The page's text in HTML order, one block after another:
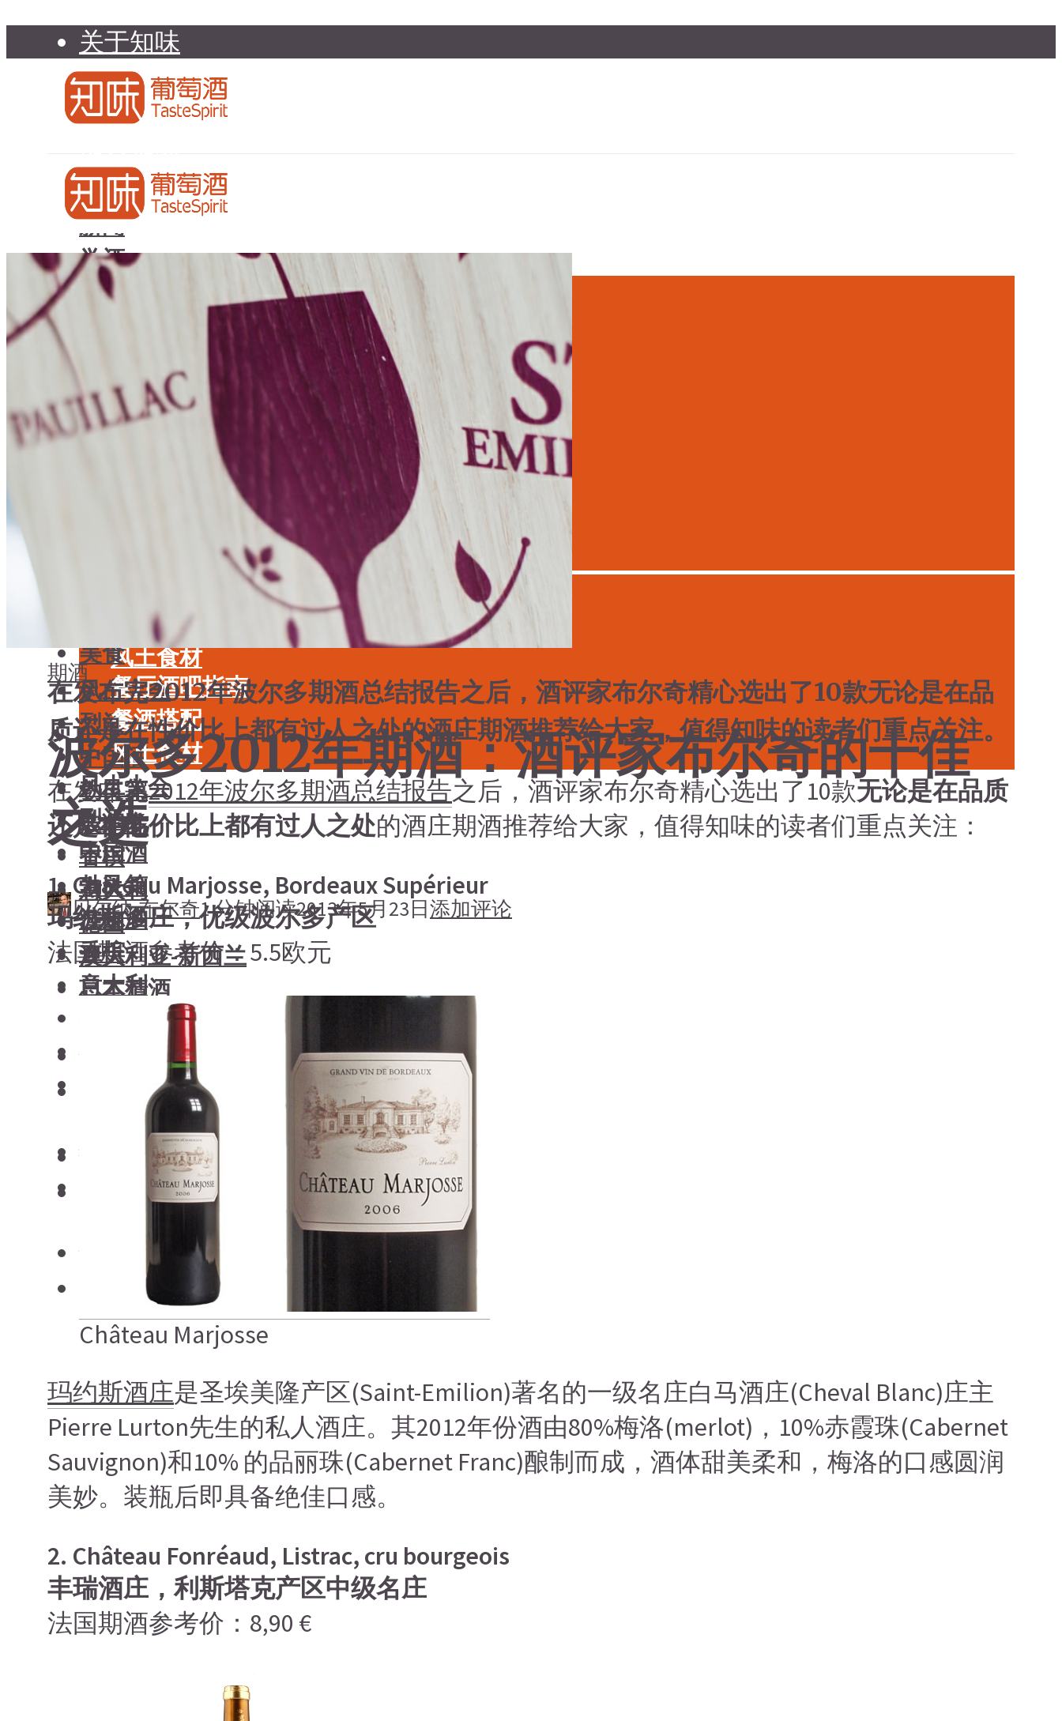
关于知味
知味介绍
知味专家顾问委员会
联系我们
知味荐酒
新闻
学酒
基础知识
酒具周边
投资收藏
餐厅酒吧指南
餐酒搭配
风土食材
风土大会
烈酒
中国酒
勃艮第
波尔多
香槟
意大利
德国
澳大利亚-新西兰
日本清酒
搜索文章 搜索
搜索文章
知味荐酒
基础知识
品种
品鉴专栏
美食
餐厅酒吧指南
餐酒搭配
风土食材
风土大会
烈酒
中国酒
勃艮第
波尔多
香槟
意大利
澳大利亚-新西兰
日本清酒
搜索文章 搜索
搜索文章 搜索
期酒
波尔多2012年期酒：酒评家布尔奇的十佳
之选
贝尔纳·布尔奇1 分钟阅读2013年5月23日添加评论
在发布完2012年波尔多期酒总结报告之后，酒评家布尔奇精心选出了10款无论是在品
质还是在性价比上都有过人之处的酒庄期酒推荐给大家，值得知味的读者们重点关注。
在发布完2012年波尔多期酒总结报告之后，酒评家布尔奇精心选出了10款无论是在品质
还是在性价比上都有过人之处的酒庄期酒推荐给大家，值得知味的读者们重点关注：
1. Château Marjosse, Bordeaux Supérieur
玛约斯酒庄，优级波尔多产区
法国期酒参考价：5.5欧元
Château Marjosse
玛约斯酒庄是圣埃美隆产区(Saint-Emilion)著名的一级名庄白马酒庄(Cheval Blanc)庄主
Pierre Lurton先生的私人酒庄。其2012年份酒由80%梅洛(merlot)，10%赤霞珠(Cabernet
Sauvignon)和10% 的品丽珠(Cabernet Franc)酿制而成，酒体甜美柔和，梅洛的口感圆润
美妙。装瓶后即具备绝佳口感。
2. Château Fonréaud, Listrac, cru bourgeois
丰瑞酒庄，利斯塔克产区中级名庄
法国期酒参考价：8,90 €